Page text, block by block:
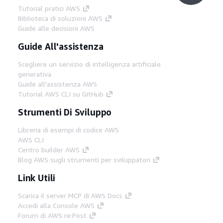
Tutorial pratici AWS
Biblioteca di soluzioni AWS
Guide alle decisioni AWS
Guide All'assistenza
Scegliere un servizio di intelligenza artificiale
generativa
Guide all'assistenza AWS
Tutorial AWS CLI su GitHub
Strumenti Di Sviluppo
Libreria di esempi di codice AWS
AWS CLI
Centro builder AWS
Blog AWS sugli strumenti per sviluppatori
Link Utili
Scarica il server MCP di AWS Docs
Accedi alla Console AWS
Forum di AWS re:Post